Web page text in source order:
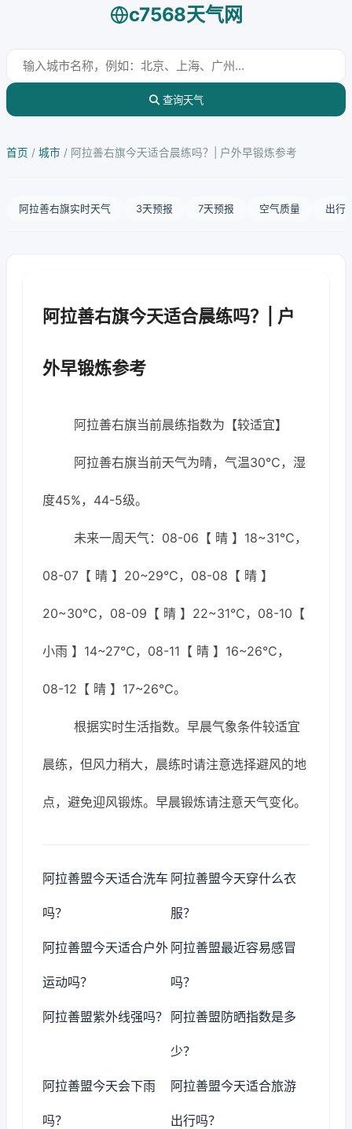
c7568天气网
查询天气
首页 / 城市 / 阿拉善右旗今天适合晨练吗？| 户外早锻炼参考
阿拉善右旗实时天气 3天预报 7天预报 空气质量 出行
阿拉善右旗今天适合晨练吗？| 户
外早锻炼参考
阿拉善右旗当前晨练指数为【较适宜】
阿拉善右旗当前天气为晴，气温30℃，湿
度45%，44-5级。
未来一周天气：08-06【 晴 】18~31℃，
08-07【 晴 】20~29℃，08-08【 晴 】
20~30℃，08-09【 晴 】22~31℃，08-10【
小雨 】14~27℃，08-11【 晴 】16~26℃，
08-12【 晴 】17~26℃。
根据实时生活指数。早晨气象条件较适宜
晨练，但风力稍大，晨练时请注意选择避风的地
点，避免迎风锻炼。早晨锻炼请注意天气变化。
阿拉善盟今天适合洗车
吗？
阿拉善盟今天穿什么衣
服？
阿拉善盟今天适合户外
运动吗？
阿拉善盟最近容易感冒
吗？
阿拉善盟紫外线强吗？ 阿拉善盟防晒指数是多
少？
阿拉善盟今天会下雨
吗？
阿拉善盟今天适合旅游
出行吗？